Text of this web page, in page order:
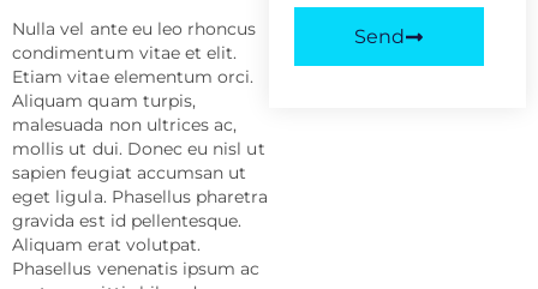
Nulla vel ante eu leo rhoncus
condimentum vitae et elit.
Etiam vitae elementum orci.
Aliquam quam turpis,
malesuada non ultrices ac,
mollis ut dui. Donec eu nisl ut
sapien feugiat accumsan ut
eget ligula. Phasellus pharetra
gravida est id pellentesque.
Aliquam erat volutpat.
Phasellus venenatis ipsum ac
Send